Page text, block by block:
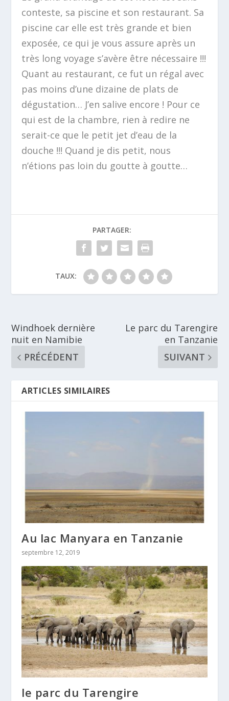
conteste, sa piscine et son restaurant. Sa
piscine car elle est très grande et bien
exposée, ce qui je vous assure après un
très long voyage s’avère être nécessaire !!!
Quant au restaurant, ce fut un régal avec
pas moins d’une dizaine de plats de
dégustation… J’en salive encore ! Pour ce
qui est de la chambre, rien à redire ne
serait-ce que le petit jet d’eau de la
douche !!! Quand je dis petit, nous
n’étions pas loin du goutte à goutte…
PARTAGER:
TAUX:
Windhoek dernière
nuit en Namibie
PRÉCÉDENT
Le parc du Tarengire
en Tanzanie
SUIVANT
ARTICLES SIMILAIRES
Au lac Manyara en Tanzanie
septembre 12, 2019
le parc du Tarengire